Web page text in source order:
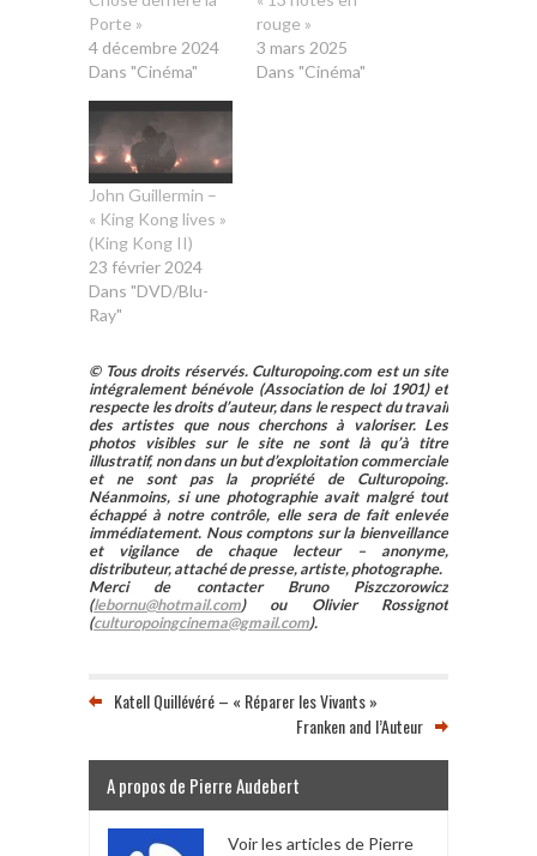
Porte »
4 décembre 2024
Dans "Cinéma"
rouge »
3 mars 2025
Dans "Cinéma"
John Guillermin –
« King Kong lives »
(King Kong II)
23 février 2024
Dans "DVD/Blu-
Ray"
© Tous droits réservés. Culturopoing.com est un site
intégralement bénévole (Association de loi 1901) et
respecte les droits d’auteur, dans le respect du travail
des artistes que nous cherchons à valoriser. Les
photos visibles sur le site ne sont là qu’à titre
illustratif, non dans un but d’exploitation commerciale
et ne sont pas la propriété de Culturopoing.
Néanmoins, si une photographie avait malgré tout
échappé à notre contrôle, elle sera de fait enlevée
immédiatement. Nous comptons sur la bienveillance
et vigilance de chaque lecteur – anonyme,
distributeur, attaché de presse, artiste, photographe.
Merci de contacter Bruno Piszczorowicz
(lebornu@hotmail.com) ou Olivier Rossignot
(culturopoingcinema@gmail.com).
Katell Quillévéré – « Réparer les Vivants »
Franken and l’Auteur
A propos de Pierre Audebert
Voir les articles de Pierre